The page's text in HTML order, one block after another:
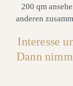
200 qm
anderen
Interesse
Dann